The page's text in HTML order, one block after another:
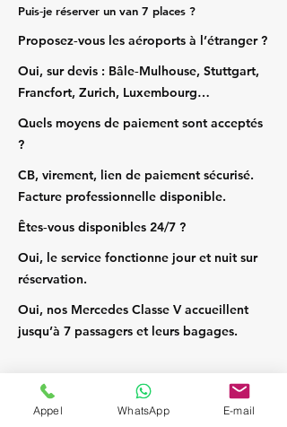
Puis‑je réserver un van 7 places ?
Proposez‑vous les aéroports à l’étranger ?
Oui, sur devis : Bâle‑Mulhouse, Stuttgart,
Francfort, Zurich, Luxembourg…
Quels moyens de paiement sont acceptés
?
CB, virement, lien de paiement sécurisé.
Facture professionnelle disponible.
Êtes‑vous disponibles 24/7 ?
Oui, le service fonctionne jour et nuit sur
réservation.
Oui, nos Mercedes Classe V accueillent
jusqu’à 7 passagers et leurs bagages.
Appel WhatsApp E-mail